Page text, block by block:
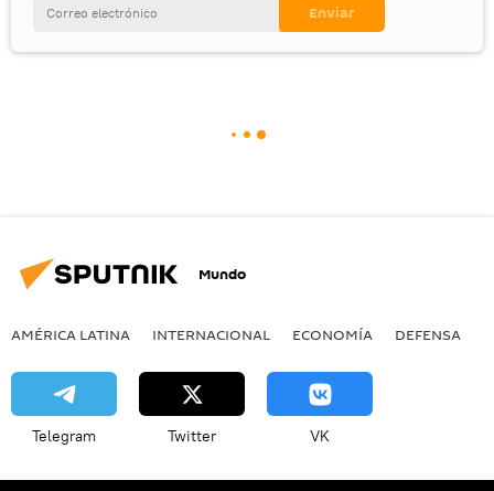
Mundo
AMÉRICA LATINA INTERNACIONAL ECONOMÍA DEFENSA
Telegram Twitter VK